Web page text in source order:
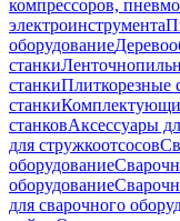
компрессоров,
электроинструмента
оборудование
станки
станкиПлиткорезные
станки
станковАксессуары
для стружкоотсосов
оборудование
оборудование
для сварочного